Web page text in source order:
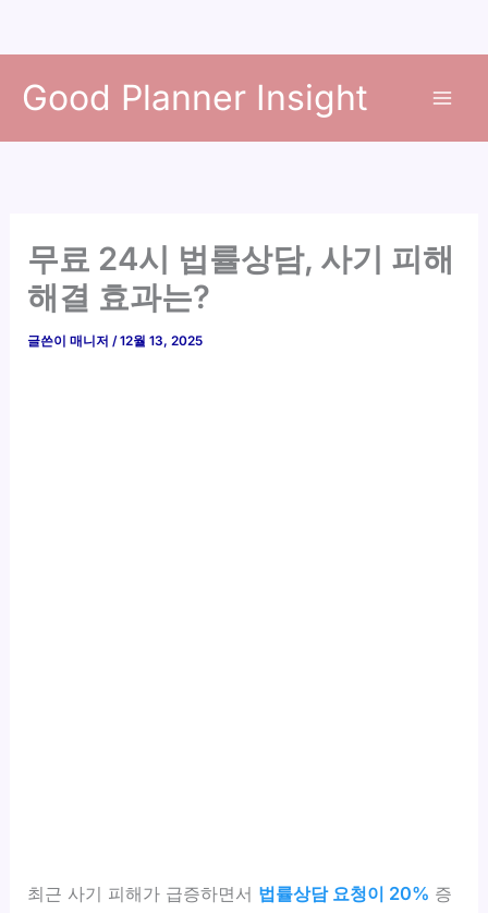
Good Planner Insight
무료 24시 법률상담, 사기 피해
해결 효과는?
글쓴이매니저/12월 13, 2025
최근 사기 피해가 급증하면서 법률상담 요청이 20% 증